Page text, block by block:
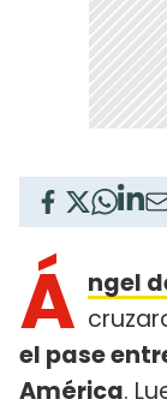
Á ngel
el pase
América.